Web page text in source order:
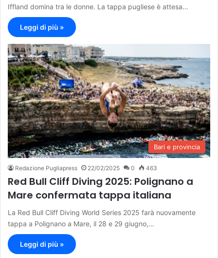
Iffland domina tra le donne. La tappa pugliese è attesa…
Leggi di più »
Bari e provincia
Redazione Pugliapress 22/02/2025 0 463
Red Bull Cliff Diving 2025: Polignano a
Mare confermata tappa italiana
La Red Bull Cliff Diving World Series 2025 farà nuovamente
tappa a Polignano a Mare, il 28 e 29 giugno,…
Leggi di più »